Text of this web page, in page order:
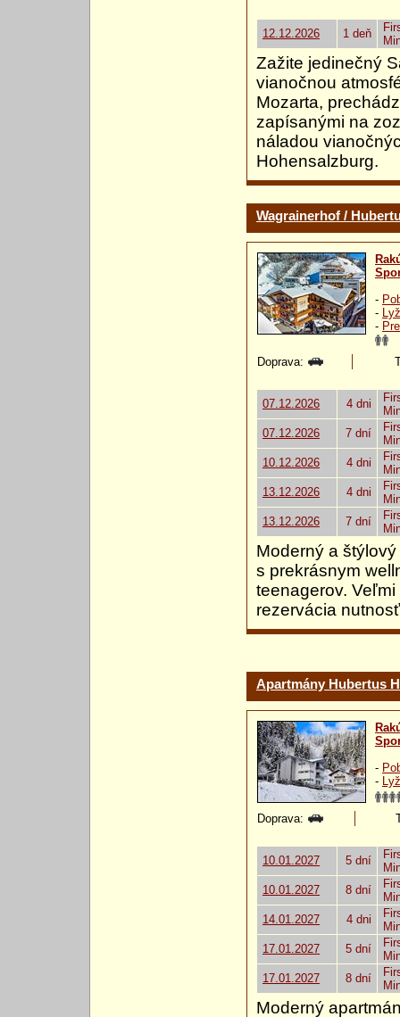
12.12.2026 1 deň
Zažite jedinečný
vianočnou
Mozarta,
zapísanými na
náladou
Hohensalzburg.
Wagrainerhof /
-
-
-
Doprava:
07.12.2026 4 dni
07.12.2026
7 dní
10.12.2026
4 dni
13.12.2026
4 dni
13.12.2026
7 dní
Moderný a
s prekrásnym
teenagerov.
rezervácia
Apartmány Hubertus
-
-
Doprava:
10.01.2027 5 dní
10.01.2027
8 dní
14.01.2027
4 dni
17.01.2027
5 dní
17.01.2027
8 dní
Moderný